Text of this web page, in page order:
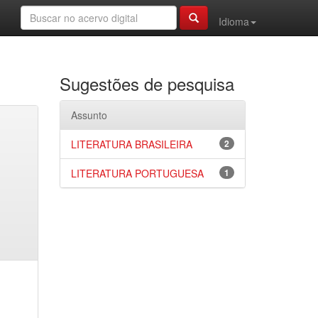
Idioma
Sugestões de pesquisa
Assunto
2
LITERATURA BRASILEIRA
1
LITERATURA PORTUGUESA